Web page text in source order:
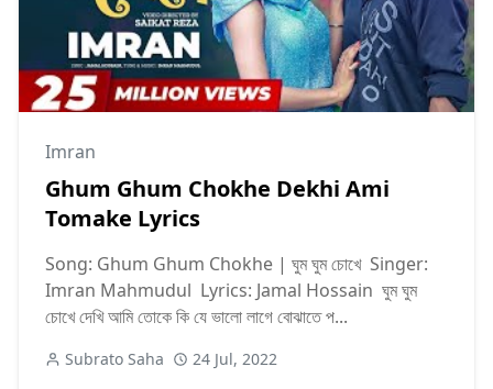
Imran
Ghum Ghum Chokhe Dekhi Ami
Tomake Lyrics
Song: Ghum Ghum Chokhe | ঘুম ঘুম চোখে Singer:
Imran Mahmudul Lyrics: Jamal Hossain ঘুম ঘুম
চোখে দেখি আমি তোকে কি যে ভালো লাগে বোঝাতে প...
Subrato Saha 24 Jul, 2022